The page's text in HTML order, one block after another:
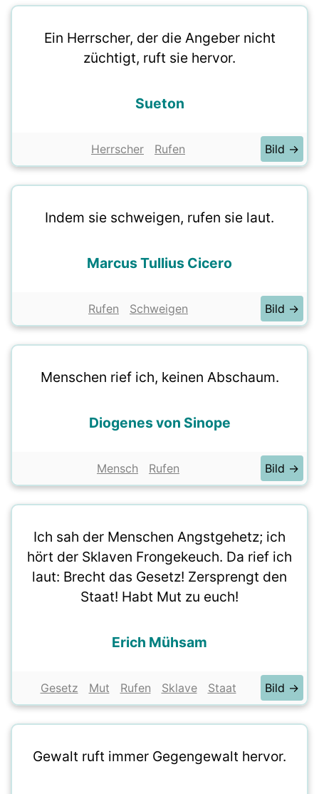
Ein Herrscher, der die Angeber nicht
züchtigt, ruft sie hervor.
Sueton
Herrscher Rufen Bild →
Indem sie schweigen, rufen sie laut.
Marcus Tullius Cicero
Rufen Schweigen Bild →
Menschen rief ich, keinen Abschaum.
Diogenes von Sinope
Mensch Rufen Bild →
Ich sah der Menschen Angstgehetz; ich
hört der Sklaven Frongekeuch. Da rief ich
laut: Brecht das Gesetz! Zersprengt den
Staat! Habt Mut zu euch!
Erich Mühsam
Gesetz Mut Rufen Sklave Staat Bild →
Gewalt ruft immer Gegengewalt hervor.